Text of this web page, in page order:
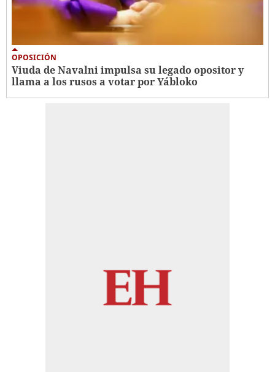
OPOSICIÓN
Viuda de Navalni impulsa su legado opositor y
llama a los rusos a votar por Yábloko